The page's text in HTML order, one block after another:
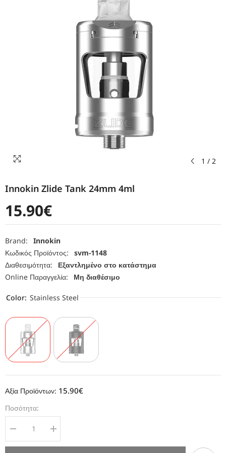
1 / 2
Innokin Zlide Tank 24mm 4ml
15.90€
Brand:
Innokin
Κωδικός Προϊόντος:
svm-1148
Διαθεσιμότητα:
Εξαντλημένο στο κατάστημα
Online Παραγγελία:
Μη διαθέσιμο
Color: Stainless Steel
Αξία Προϊόντων: 15.90€
Ποσότητα:
Μείωση
ποσότητας
για
Αύξηση
ποσότητας
για